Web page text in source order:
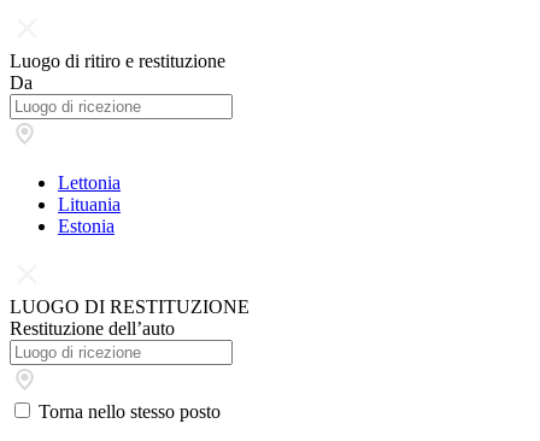
Luogo di ritiro e restituzione
Da
Lettonia
Lituania
Estonia
LUOGO DI RESTITUZIONE
Restituzione dell’auto
Torna nello stesso posto